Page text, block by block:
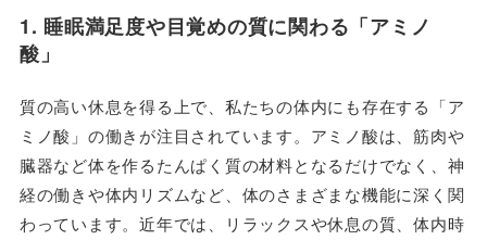
1. 睡眠満足度や目覚めの質に関わる「アミノ
酸」
質の高い休息を得る上で、私たちの体内にも存在する「ア
ミノ酸」の働きが注目されています。アミノ酸は、筋肉や
臓器など体を作るたんぱく質の材料となるだけでなく、神
経の働きや体内リズムなど、体のさまざまな機能に深く関
わっています。近年では、リラックスや休息の質、体内時